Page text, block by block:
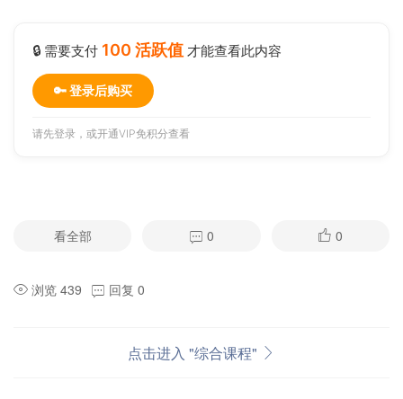
🔒 需要支付 100 活跃值 才能查看此内容
🔑 登录后购买
请先登录，或开通VIP免积分查看
看全部 0 0
浏览 439 回复 0
点击进入 "综合课程"